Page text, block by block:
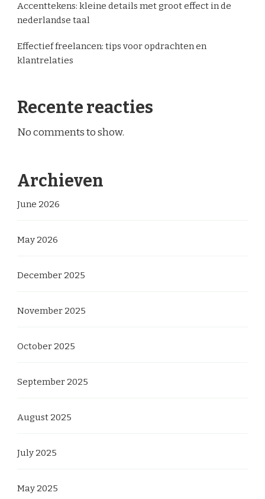
Accenttekens: kleine details met groot effect in de
nederlandse taal
Effectief freelancen: tips voor opdrachten en
klantrelaties
Recente reacties
No comments to show.
Archieven
June 2026
May 2026
December 2025
November 2025
October 2025
September 2025
August 2025
July 2025
May 2025